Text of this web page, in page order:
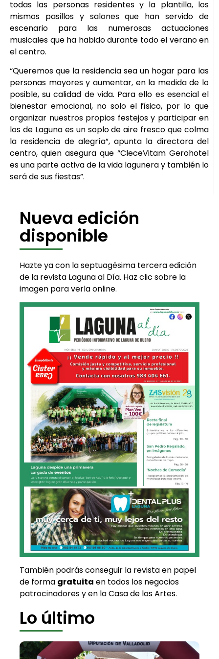
todas las personas residentes y la plantilla, los
mismos pasillos y salones que han servido de
escenario para las numerosas actuaciones
musicales que ha habido durante todo el verano en
el centro.
“Queremos que la residencia sea un hogar para las
personas mayores y aumentar, en la medida de lo
posible, su calidad de vida. Para ello es esencial el
bienestar emocional, no solo el físico, por lo que
organizar nuestros propios festejos y participar en
los de Laguna es un soplo de aire fresco que colma
la residencia de alegría”, apunta la directora del
centro, quien asegura que “CleceVitam Gerohotel
es una parte activa de la vida lagunera y también lo
será de sus fiestas”.
Nueva edición
disponible
Hazte ya con la septuagésima tercera edición
de la revista Laguna al Día. Haz clic sobre la
imagen para verla online.
También podrás conseguir la revista en papel
de forma gratuita en todos los negocios
patrocinadores y en la Casa de las Artes.
Lo último